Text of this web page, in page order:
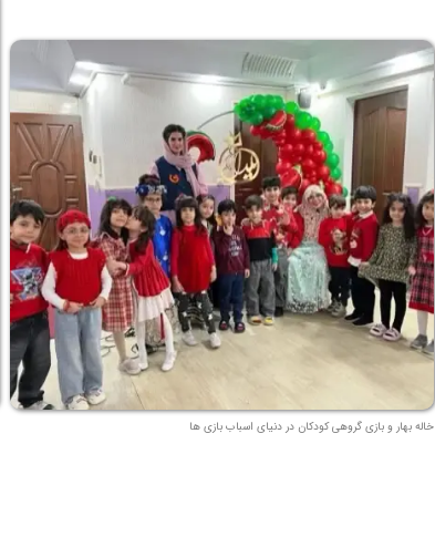
خاله بهار و بازی گروهی کودکان در دنیای اسباب بازی ها